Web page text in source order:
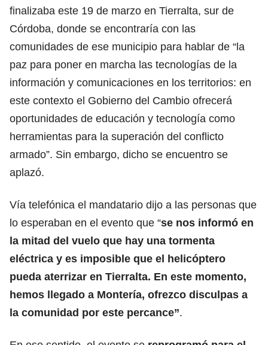
finalizaba este 19 de marzo en Tierralta, sur de
Córdoba, donde se encontraría con las
comunidades de ese municipio para hablar de “la
paz para poner en marcha las tecnologías de la
información y comunicaciones en los territorios: en
este contexto el Gobierno del Cambio ofrecerá
oportunidades de educación y tecnología como
herramientas para la superación del conflicto
armado”. Sin embargo, dicho se encuentro se
aplazó.
Vía telefónica el mandatario dijo a las personas que
lo esperaban en el evento que “se nos informó en
la mitad del vuelo que hay una tormenta
eléctrica y es imposible que el helicóptero
pueda aterrizar en Tierralta. En este momento,
hemos llegado a Montería, ofrezco disculpas a
la comunidad por este percance”.